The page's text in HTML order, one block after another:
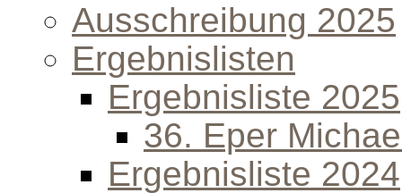
Ausschreibung 2025
Ergebnislisten
Ergebnisliste 2025
36. Eper
Ergebnisliste 2024